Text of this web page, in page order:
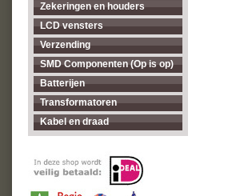
Zekeringen en houders
LCD vensters
Verzending
SMD Componenten (Op is op)
Batterijen
Transformatoren
Kabel en draad